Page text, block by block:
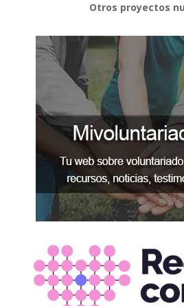
Otros proyectos